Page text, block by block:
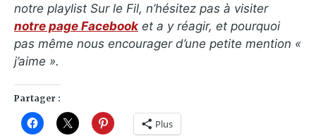
notre playlist Sur le Fil, n’hésitez pas à visiter
notre page Facebook et a y réagir, et pourquoi
pas même nous encourager d’une petite mention «
j’aime ».
Partager :
Plus